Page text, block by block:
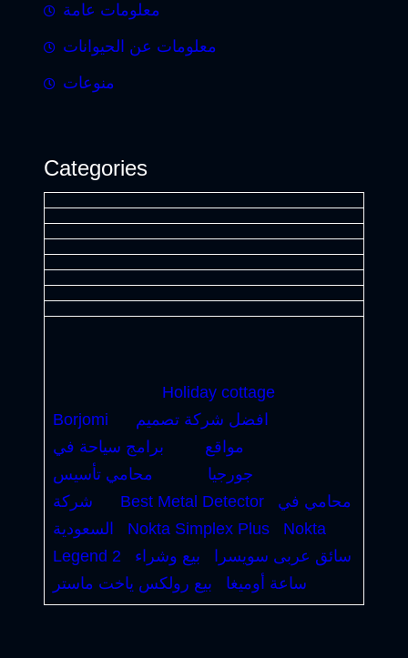
معلومات عامة
معلومات عن الحيوانات
منوعات
Categories
Holiday cottage
Borjomi
افضل شركة تصميم
مواقع
برامج سياحة في
جورجيا
محامي تأسيس
شركة
Best Metal Detector
محامي في
السعودية
Nokta Simplex Plus
Nokta
Legend 2
سائق عربى سويسرا
بيع وشراء
ساعة أوميغا
بيع رولكس ياخت ماستر